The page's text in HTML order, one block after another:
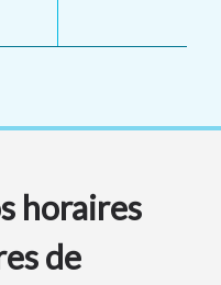
horaires
de